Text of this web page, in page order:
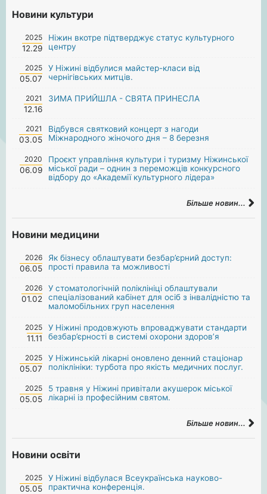
Новини культури
2025
12.29
Ніжин вкотре підтверджує статус культурного
центру
2025
05.07
У Ніжині відбулися майстер-класи від
чернігівських митців.
2021
12.16
ЗИМА ПРИЙШЛА - СВЯТА ПРИНЕСЛА
2021
03.05
Відбувся святковий концерт з нагоди
Міжнародного жіночого дня – 8 березня
2020
06.09
Проєкт управління культури і туризму Ніжинської
міської ради – однин з переможців конкурсного
відбору до «Академії культурного лідера»
Більше новин...
Новини медицини
2026
06.05
Як бізнесу облаштувати безбар’єрний доступ:
прості правила та можливості
2026
01.02
У стоматологічній поліклініці облаштували
спеціалізований кабінет для осіб з інвалідністю та
маломобільних груп населення
2025
11.11
У Ніжині продовжують впроваджувати стандарти
безбар’єрності в системі охорони здоров’я
2025
05.07
У Ніжинській лікарні оновлено денний стаціонар
поліклініки: турбота про якість медичних послуг.
2025
05.05
5 травня у Ніжині привітали акушерок міської
лікарні із професійним святом.
Більше новин...
Новини освіти
2025
05.05
У Ніжині відбулася Всеукраїнська науково-
практична конференція.